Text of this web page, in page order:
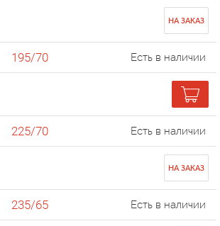
НА ЗАКАЗ
195/70 Есть в наличии
225/70 Есть в наличии
НА ЗАКАЗ
235/65 Есть в наличии